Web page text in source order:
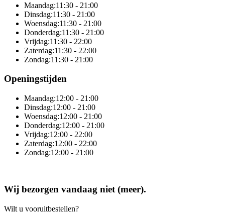
Maandag:11:30 - 21:00
Dinsdag:11:30 - 21:00
Woensdag:11:30 - 21:00
Donderdag:11:30 - 21:00
Vrijdag:11:30 - 22:00
Zaterdag:11:30 - 22:00
Zondag:11:30 - 21:00
Openingstijden
Maandag:12:00 - 21:00
Dinsdag:12:00 - 21:00
Woensdag:12:00 - 21:00
Donderdag:12:00 - 21:00
Vrijdag:12:00 - 22:00
Zaterdag:12:00 - 22:00
Zondag:12:00 - 21:00
Wij bezorgen vandaag niet (meer).
Wilt u vooruitbestellen?